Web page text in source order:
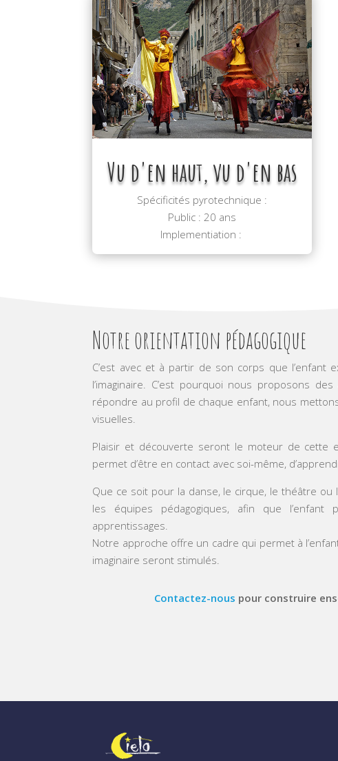
Vu d'en haut, vu d'en bas
Spécificités pyrotechnique :
Public : 20 ans
Implementiation :
Notre orientation pédagogique
C’est avec et à partir de son corps que
l’imaginaire. C’est pourquoi nous proposons
répondre au profil de chaque enfant, nous
visuelles.
Plaisir et découverte seront le moteur de cette
permet d’être en contact avec soi-même,
Que ce soit pour la danse, le cirque, le théâtre
les équipes pédagogiques, afin que
apprentissages.
Notre approche offre un cadre qui permet à
imaginaire seront stimulés.
Contactez-nous pour construire